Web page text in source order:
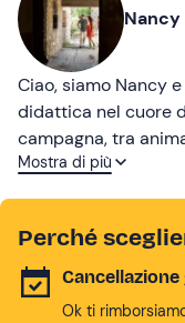
Nancy
Ciao, siamo Nancy
didattica nel cuore
campagna, tra
Esperienze uniche
Mostra di più
Perché
Ok ti